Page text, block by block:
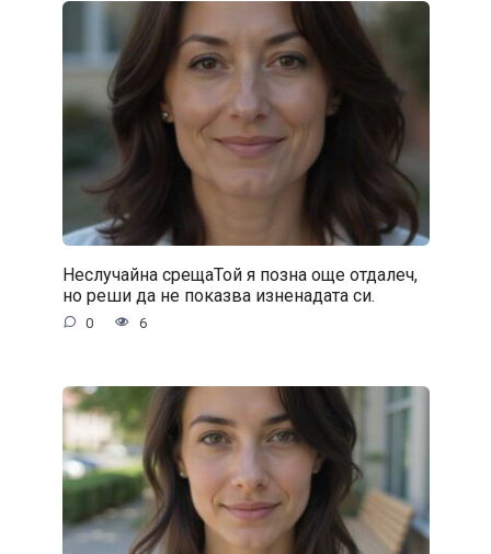
Неслучайна срещаТой я позна още отдалеч,
но реши да не показва изненадата си.
0 6